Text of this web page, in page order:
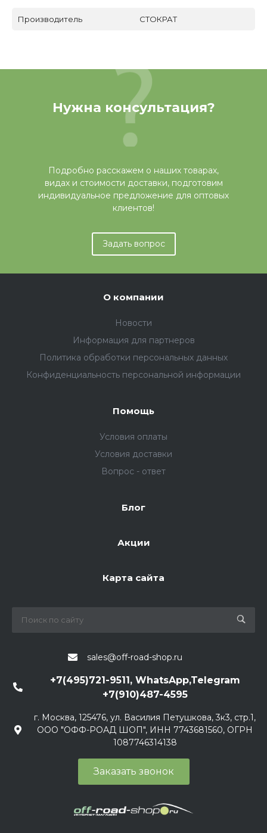
Производитель СТОКРАТ
Нужна консультация?
Подробно расскажем о наших товарах,
видах и стоимости доставки, подготовим
индивидуальное предложение для оптовых
клиентов!
Задать вопрос
О компании
Новости
Информация для партнеров
Политика обработки персональных данных
Конфиденциальность персональной информации
Помощь
Условия оплаты
Условия доставки
Вопрос - ответ
Блог
Акции
Карта сайта
sales@off-road-shop.ru
+7(495)721-9511, WhatsApp,Telegram
+7(910)487-4595
г. Москва, 125476, ул. Василия Петушкова, 3к3, стр.1,
ООО "ОФФ-РОАД ШОП", ИНН 7743681560, ОГРН
1087746314138
Заказать звонок